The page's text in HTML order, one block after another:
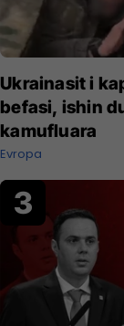
Ukrainasit i
befasi, ishin
kamufluara
Evropa